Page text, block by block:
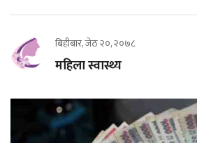
बिहीबार, जेठ २०, २०७८
महिला स्वास्थ्य